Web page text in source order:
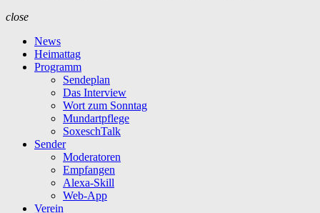
close
News
Heimattag
Programm
Sendeplan
Das Interview
Wort zum Sonntag
Mundartpflege
SoxeschTalk
Sender
Moderatoren
Empfangen
Alexa-Skill
Web-App
Verein